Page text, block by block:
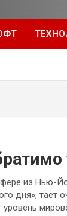
из Нью-
дня», тает
уровень